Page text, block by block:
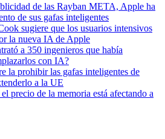
de las Rayban META, Apple ha
de sus gafas inteligentes
sugiere que los usuarios intensivos
la nueva IA de Apple
a 350 ingenieros que había
con IA?
la prohibir las gafas inteligentes de
a la UE
precio de la memoria está afectando a